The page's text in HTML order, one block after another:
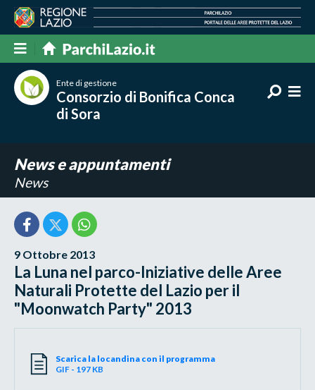
Ente di gestione
Consorzio di Bonifica Conca
di Sora
News e appuntamenti
News
9 Ottobre 2013
La Luna nel parco-Iniziative delle Aree
Naturali Protette del Lazio per il
"Moonwatch Party" 2013
Scarica la locandina con il programma
GIF - 197 KB